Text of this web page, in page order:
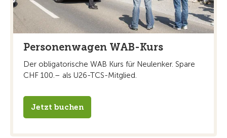
Personenwagen WAB-Kurs
Der obligatorische WAB Kurs für Neulenker. Spare
CHF 100.– als U26-TCS-Mitglied.
Jetzt buchen